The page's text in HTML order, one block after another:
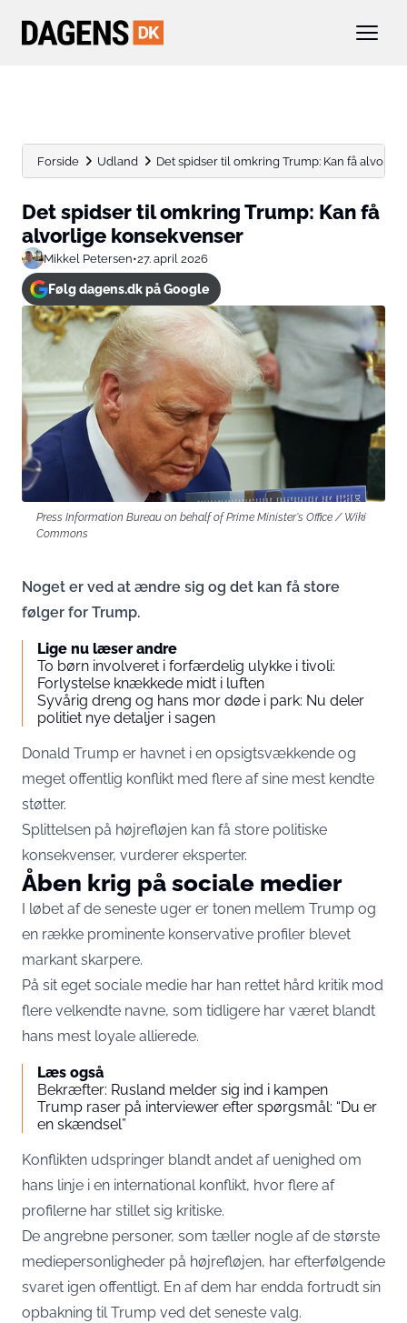
Forside Udland Det spidser til omkring Trump: Kan få
Det spidser til omkring Trump: Kan få
alvorlige konsekvenser
Mikkel Petersen•27. april 2026
Følg dagens.dk på Google
Press Information Bureau on behalf of Prime Minister's Office / Wiki
Commons
Noget er ved at ændre sig og det kan få store
følger for Trump.
Lige nu læser andre
To børn involveret i forfærdelig ulykke i tivoli:
Forlystelse knækkede midt i luften
Syvårig dreng og hans mor døde i park: Nu deler
politiet nye detaljer i sagen
Donald Trump er havnet i en opsigtsvækkende og
meget offentlig konflikt med flere af sine mest kendte
støtter.
Splittelsen på højrefløjen kan få store politiske
konsekvenser, vurderer eksperter.
Åben krig på sociale medier
I løbet af de seneste uger er tonen mellem Trump og
en række prominente konservative profiler blevet
markant skarpere.
På sit eget sociale medie har han rettet hård kritik mod
flere velkendte navne, som tidligere har været blandt
hans mest loyale allierede.
Læs også
Bekræfter: Rusland melder sig ind i kampen
Trump raser på interviewer efter spørgsmål: “Du er
en skændsel”
Konflikten udspringer blandt andet af uenighed om
hans linje i en international konflikt, hvor flere af
profilerne har stillet sig kritiske.
De angrebne personer, som tæller nogle af de største
mediepersonligheder på højrefløjen, har efterfølgende
svaret igen offentligt. En af dem har endda fortrudt sin
opbakning til Trump ved det seneste valg.